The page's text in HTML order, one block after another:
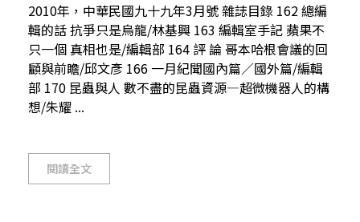
2010年，中華民國九十九年3月號 雜誌目錄 162 總編
輯的話 抗爭只是烏龍/林基興 163 編輯室手記 蘋果不
只一個 真相也是/編輯部 164 評 論 哥本哈根會議的回
顧與前瞻/邱文彥 166 一月紀聞國內篇／國外篇/編輯
部 170 昆蟲與人 數不盡的昆蟲資源—超微機器人的構
想/朱耀 ...
閱讀全文